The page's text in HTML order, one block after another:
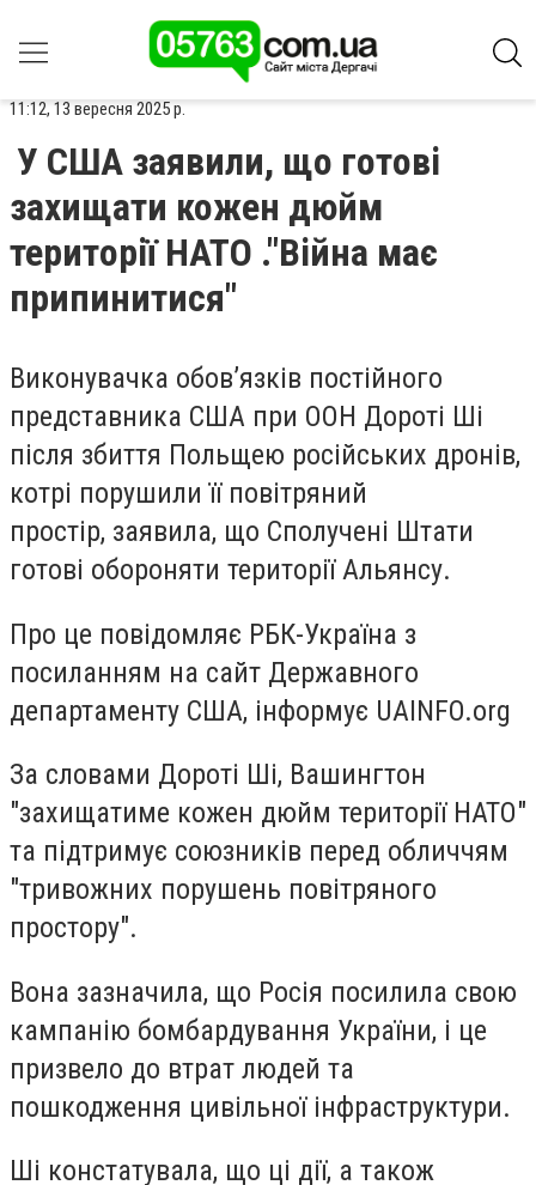
11:12, 13 вересня 2025 р.
У США заявили, що готові
захищати кожен дюйм
території НАТО ."Війна має
припинитися"
Виконувачка обов’язків постійного
представника США при ООН Дороті Ші
після збиття Польщею російських дронів,
котрі порушили її повітряний
простір, заявила, що Сполучені Штати
готові обороняти території Альянсу.
Про це повідомляє РБК-Україна з
посиланням на сайт Державного
департаменту США, інформує UAINFO.org
За словами Дороті Ші, Вашингтон
"захищатиме кожен дюйм території НАТО"
та підтримує союзників перед обличчям
"тривожних порушень повітряного
простору".
Вона зазначила, що Росія посилила свою
кампанію бомбардування України, і це
призвело до втрат людей та
пошкодження цивільної інфраструктури.
Ші констатувала, що ці дії, а також